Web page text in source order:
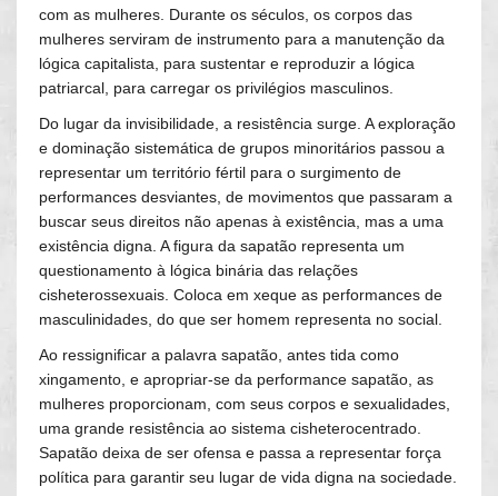
com as mulheres. Durante os séculos, os corpos das
mulheres serviram de instrumento para a manutenção da
lógica capitalista, para sustentar e reproduzir a lógica
patriarcal, para carregar os privilégios masculinos.
Do lugar da invisibilidade, a resistência surge. A exploração
e dominação sistemática de grupos minoritários passou a
representar um território fértil para o surgimento de
performances desviantes, de movimentos que passaram a
buscar seus direitos não apenas à existência, mas a uma
existência digna. A figura da sapatão representa um
questionamento à lógica binária das relações
cisheterossexuais. Coloca em xeque as performances de
masculinidades, do que ser homem representa no social.
Ao ressignificar a palavra sapatão, antes tida como
xingamento, e apropriar-se da performance sapatão, as
mulheres proporcionam, com seus corpos e sexualidades,
uma grande resistência ao sistema cisheterocentrado.
Sapatão deixa de ser ofensa e passa a representar força
política para garantir seu lugar de vida digna na sociedade.